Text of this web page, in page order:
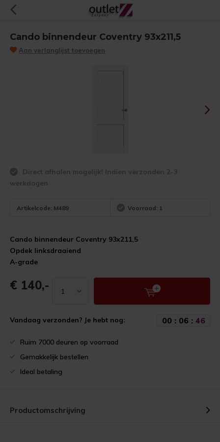
Cando binnendeur Coventry 93x211,5
Aan verlanglijst toevoegen
Direct afhalen mogelijk! Indien verzonden 2-3
werkdagen
Artikelcode: M489 Voorraad: 1
Cando binnendeur Coventry 93x211,5
Opdek linksdraaiend
A-grade
€ 140,-
Vandaag verzonden? Je hebt nog: 00: 06: 45
Ruim 7000 deuren op voorraad
Gemakkelijk bestellen
Ideal betaling
Productomschrijving